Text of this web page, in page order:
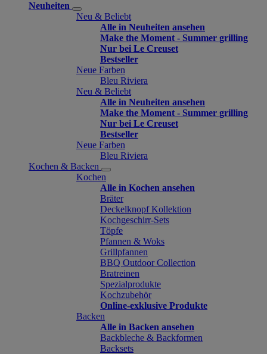
Neuheiten
Neu & Beliebt
Alle in Neuheiten ansehen
Make the Moment - Summer grilling
Nur bei Le Creuset
Bestseller
Neue Farben
Bleu Riviera
Neu & Beliebt
Alle in Neuheiten ansehen
Make the Moment - Summer grilling
Nur bei Le Creuset
Bestseller
Neue Farben
Bleu Riviera
Kochen & Backen
Kochen
Alle in Kochen ansehen
Bräter
Deckelknopf Kollektion
Kochgeschirr-Sets
Töpfe
Pfannen & Woks
Grillpfannen
BBQ Outdoor Collection
Bratreinen
Spezialprodukte
Kochzubehör
Online-exklusive Produkte
Backen
Alle in Backen ansehen
Backbleche & Backformen
Backsets